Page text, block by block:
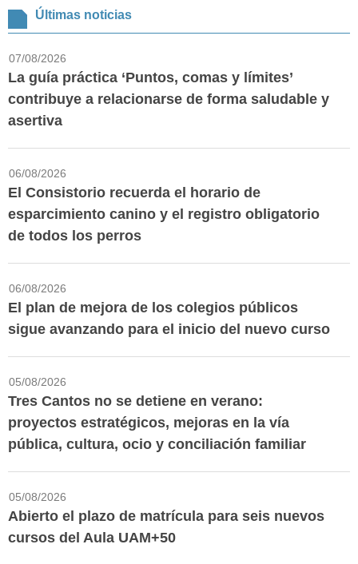
Últimas noticias
07/08/2026
La guía práctica ‘Puntos, comas y límites’
contribuye a relacionarse de forma saludable y
asertiva
06/08/2026
El Consistorio recuerda el horario de
esparcimiento canino y el registro obligatorio
de todos los perros
06/08/2026
El plan de mejora de los colegios públicos
sigue avanzando para el inicio del nuevo curso
05/08/2026
Tres Cantos no se detiene en verano:
proyectos estratégicos, mejoras en la vía
pública, cultura, ocio y conciliación familiar
05/08/2026
Abierto el plazo de matrícula para seis nuevos
cursos del Aula UAM+50